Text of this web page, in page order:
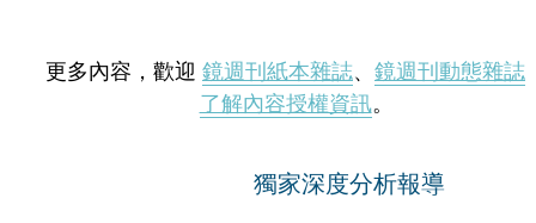
更多內容，歡迎 鏡週刊紙本雜誌、 鏡週刊動態雜誌
了解內容授權資訊。
獨家深度分析報導